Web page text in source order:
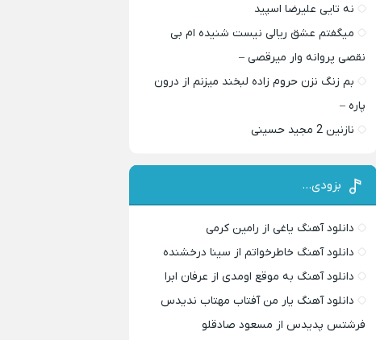
نه تایی علیرضا اسپید
میگفتم عشق ریالی نیست شنیده ام بی
نقصی پروانه وار میرقصی –
بم زنگ نزن حروم زاده لبخند میزنم از درون
پاره –
نازنین 2 مجید حسینی
بزودی…
دانلود آهنگ یاغی از رامین کرمی
دانلود آهنگ خاطرخواتم از سینا درخشنده
دانلود آهنگ به موقع اومدی از عرفان ابرا
دانلود آهنگ یار من آفتاب مهتاب ندیدس
فرشتس پدیدس از مسعود صادقلو